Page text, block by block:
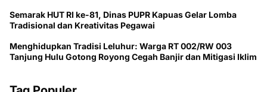
Semarak HUT RI ke-81, Dinas PUPR Kapuas Gelar Lomba
Tradisional dan Kreativitas Pegawai
Menghidupkan Tradisi Leluhur: Warga RT 002/RW 003
Tanjung Hulu Gotong Royong Cegah Banjir dan Mitigasi Iklim